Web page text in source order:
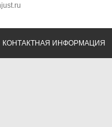
КОНТАКТНАЯ ИНФОРМАЦИЯ